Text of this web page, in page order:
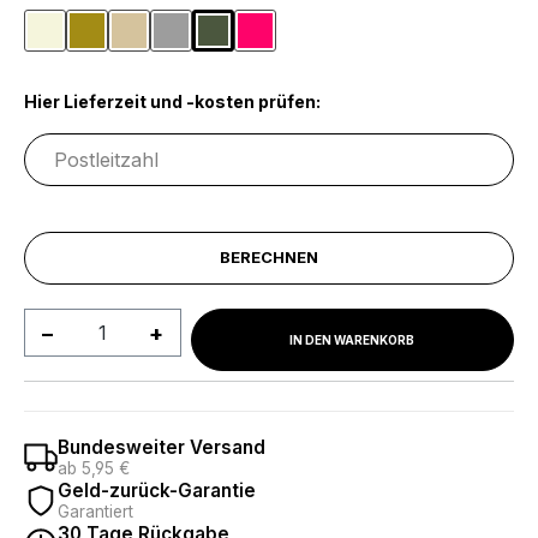
BeigeCurrygelb
EcruGrauOlivgrün
Pink
Hier Lieferzeit und -kosten prüfen:
BERECHNEN
Produkt Anzahl: Gib denIN DEN WARENKORB
Bundesweiter Versand
ab 5,95 €
Geld-zurück-Garantie
Garantiert